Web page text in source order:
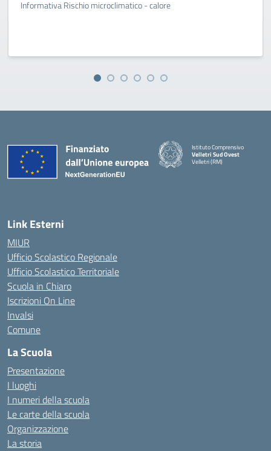
Informativa Rischio microclimatico - calore
Istituto Comprensivo
Velletri Sud Ovest
Velletri (RM)
Link Esterni
MIUR
Ufficio Scolastico Regionale
Ufficio Scolastico Territoriale
Scuola in Chiaro
Iscrizioni On Line
Invalsi
Comune
La Scuola
Presentazione
I luoghi
I numeri della scuola
Le carte della scuola
Organizzazione
La storia